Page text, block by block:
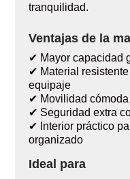
tranquilidad.
Ventajas de la
✔ Mayor capacidad
✔ Material
equipaje
✔ Movilidad
✔ Seguridad extra
✔ Interior práctico
organizado
Ideal para